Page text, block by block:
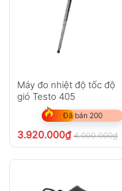
Máy đo nhiệt độ tốc độ
gió Testo 405
Đã bán 200
3.920.000₫ 4.000.000₫